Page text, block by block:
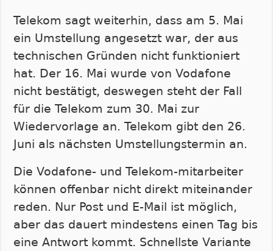
Telekom sagt weiterhin, dass am 5. Mai
ein Umstellung angesetzt war, der aus
technischen Gründen nicht funktioniert
hat. Der 16. Mai wurde von Vodafone
nicht bestätigt, deswegen steht der Fall
für die Telekom zum 30. Mai zur
Wiedervorlage an. Telekom gibt den 26.
Juni als nächsten Umstellungstermin an.
Die Vodafone- und Telekom-mitarbeiter
können offenbar nicht direkt miteinander
reden. Nur Post und E-Mail ist möglich,
aber das dauert mindestens einen Tag bis
eine Antwort kommt. Schnellste Variante